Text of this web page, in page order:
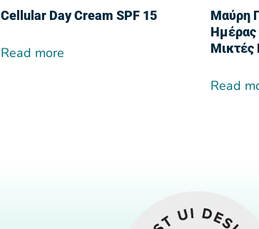
Cellular Day Cream SPF 15
Read more
Μαύρη
Ημέρας
Μικτές
Read